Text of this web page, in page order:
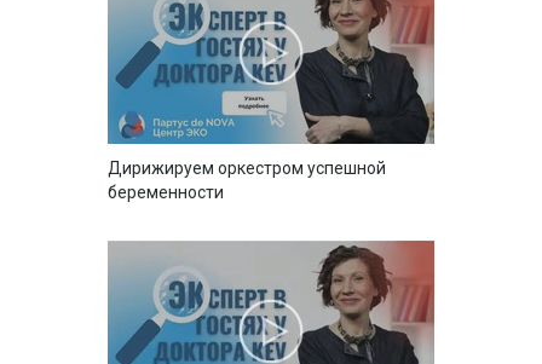
Дирижируем оркестром успешной
беременности